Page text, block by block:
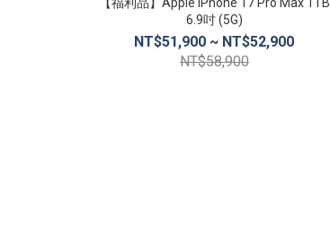
6.9吋 (5G)
NT$51,900 ~ NT$52,900
NT$58,900